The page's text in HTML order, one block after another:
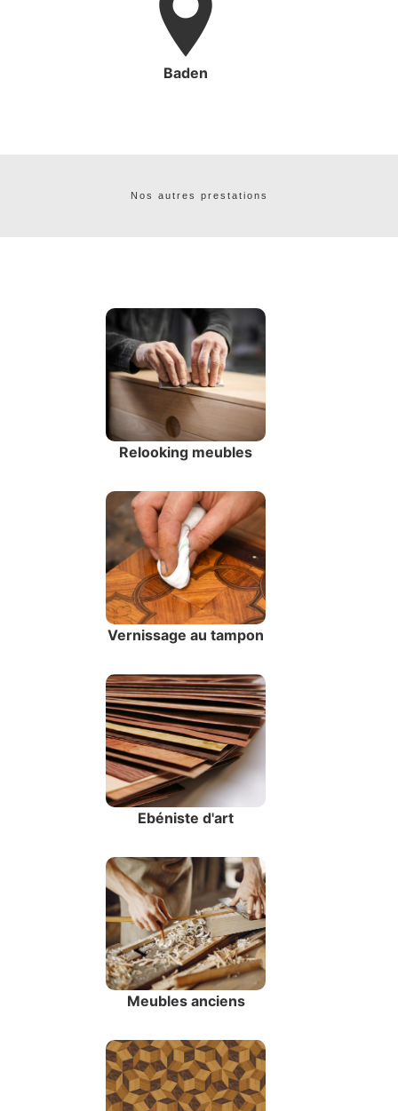
Baden
Nos autres prestations
Relooking meubles
Vernissage au tampon
Ebéniste d'art
Meubles anciens